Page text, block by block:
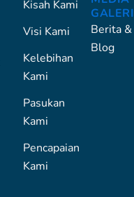
Kisah Kami
Visi Kami
Kelebihan
Kami
Pasukan
Kami
Pencapaian
Kami
GALERI
Berita &
Blog